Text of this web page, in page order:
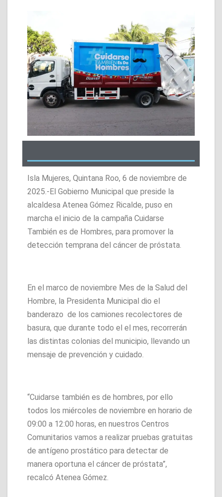
Isla Mujeres, Quintana Roo, 6 de noviembre de
2025.-El Gobierno Municipal que preside la
alcaldesa Atenea Gómez Ricalde, puso en
marcha el inicio de la campaña Cuidarse
También es de Hombres, para promover la
detección temprana del cáncer de próstata.
En el marco de noviembre Mes de la Salud del
Hombre, la Presidenta Municipal dio el
banderazo de los camiones recolectores de
basura, que durante todo el el mes, recorrerán
las distintas colonias del municipio, llevando un
mensaje de prevención y cuidado.
“Cuidarse también es de hombres, por ello
todos los miércoles de noviembre en horario de
09:00 a 12:00 horas, en nuestros Centros
Comunitarios vamos a realizar pruebas gratuitas
de antígeno prostático para detectar de
manera oportuna el cáncer de próstata”,
recalcó Atenea Gómez.